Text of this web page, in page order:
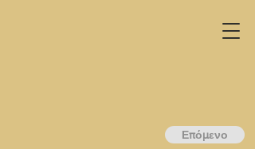
Επόμενο